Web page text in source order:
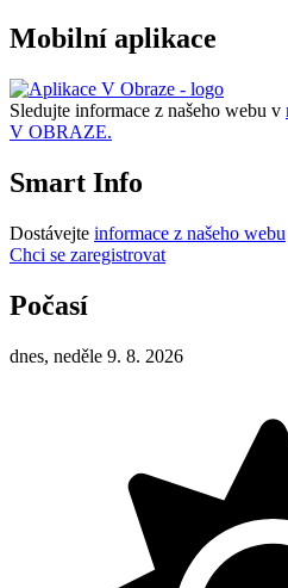
Mobilní aplikace
Sledujte informace z našeho webu v
V OBRAZE.
Smart Info
Dostávejte informace z našeho webu
Chci se zaregistrovat
Počasí
dnes, neděle 9. 8. 2026